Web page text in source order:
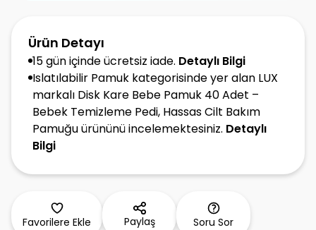
Ürün Detayı
15 gün içinde ücretsiz iade. Detaylı Bilgi
Islatılabilir Pamuk kategorisinde yer alan LUX
markalı Disk Kare Bebe Pamuk 40 Adet –
Bebek Temizleme Pedi, Hassas Cilt Bakım
Pamuğu ürününü incelemektesiniz. Detaylı
Bilgi
Favorilere Ekle Paylaş Soru Sor